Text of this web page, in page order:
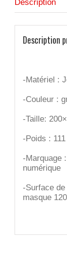
Description
Description
-Matériel :
-Couleur :
-Taille:
-Poids :
-Marquage
numérique
-Surface
masque